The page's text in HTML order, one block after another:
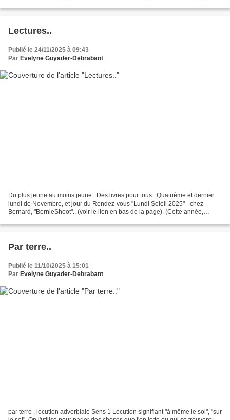
Lectures..
Publié le 24/11/2025 à 09:43
Par Evelyne Guyader-Debrabant
Du plus jeune au moins jeune.. Des livres pour tous.. Quatrième et dernier
lundi de Novembre, et jour du Rendez-vous "Lundi Soleil 2025" - chez
Bernard, "BernieShoot".. (voir le lien en bas de la page). (Cette année,
Par terre..
Publié le 11/10/2025 à 15:01
Par Evelyne Guyader-Debrabant
par terre , locution adverbiale Sens 1 Locution signifiant "à même le sol", "sur